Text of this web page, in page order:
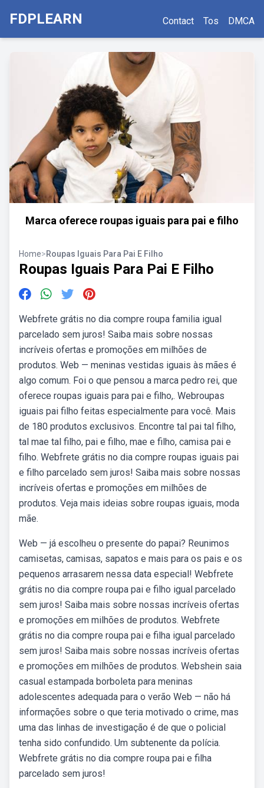
FDPLEARN Contact Tos DMCA
Marca oferece roupas iguais para pai e filho
Home>Roupas Iguais Para Pai E Filho
Roupas Iguais Para Pai E Filho
Webfrete grátis no dia compre roupa familia igual
parcelado sem juros! Saiba mais sobre nossas
incríveis ofertas e promoções em milhões de
produtos. Web — meninas vestidas iguais às mães é
algo comum. Foi o que pensou a marca pedro rei, que
oferece roupas iguais para pai e filho,. Webroupas
iguais pai filho feitas especialmente para você. Mais
de 180 produtos exclusivos. Encontre tal pai tal filho,
tal mae tal filho, pai e filho, mae e filho, camisa pai e
filho. Webfrete grátis no dia compre roupas iguais pai
e filho parcelado sem juros! Saiba mais sobre nossas
incríveis ofertas e promoções em milhões de
produtos. Veja mais ideias sobre roupas iguais, moda
mãe.
Web — já escolheu o presente do papai? Reunimos
camisetas, camisas, sapatos e mais para os pais e os
pequenos arrasarem nessa data especial! Webfrete
grátis no dia compre roupa pai e filho igual parcelado
sem juros! Saiba mais sobre nossas incríveis ofertas
e promoções em milhões de produtos. Webfrete
grátis no dia compre roupa pai e filha igual parcelado
sem juros! Saiba mais sobre nossas incríveis ofertas
e promoções em milhões de produtos. Webshein saia
casual estampada borboleta para meninas
adolescentes adequada para o verão Web — não há
informações sobre o que teria motivado o crime, mas
uma das linhas de investigação é de que o policial
tenha sido confundido. Um subtenente da polícia.
Webfrete grátis no dia compre roupa pai e filha
parcelado sem juros!